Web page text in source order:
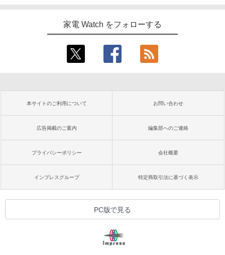
家電 Watch をフォローする
本サイトのご利用について お問い合わせ
広告掲載のご案内 編集部へのご連絡
プライバシーポリシー 会社概要
インプレスグループ 特定商取引法に基づく表示
PC版で見る